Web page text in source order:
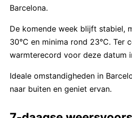
Barcelona.
De komende week blijft stabiel,
30°C en minima rond 23°C. Ter
warmterecord voor deze datum
Ideale omstandigheden in
naar buiten en geniet ervan.